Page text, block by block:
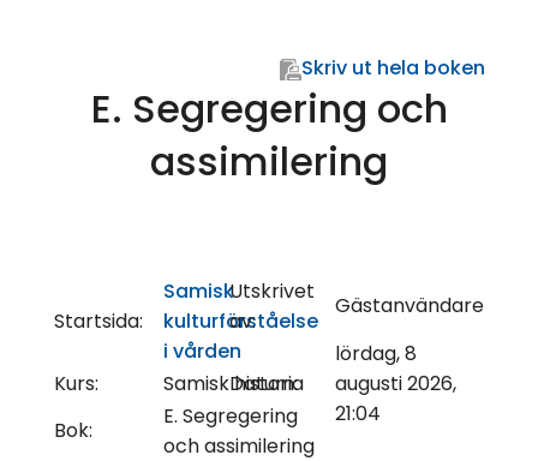
Skriv ut hela boken
E. Segregering och
assimilering
Startsida:
Samisk
kulturförståelse
i vården
Kurs:
Samisk historia
Bok:
E. Segregering
och assimilering
Utskrivet
av:
Gästanvändare
Datum:
lördag, 8
augusti 2026,
21:04